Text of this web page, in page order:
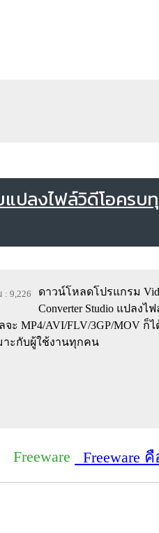
ปลงไฟล์วิดีโอครบ
: 9,226
ดาวน์โหลดโปรแกรม
Converter Studio แปลงไ
ะ MP4/AVI/FLV/3GP/MOV ก็
าะกับผู้ใช้งานทุกคน
Freeware Freeware